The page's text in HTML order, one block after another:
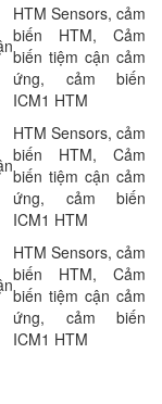
HTM Sensors, cảm
biến HTM, Cảm
biến tiệm cận cảm
ứng, cảm biến
ICM1 HTM
HTM Sensors, cảm
biến HTM, Cảm
biến tiệm cận cảm
ứng, cảm biến
ICM1 HTM
HTM Sensors, cảm
biến HTM, Cảm
biến tiệm cận cảm
ứng, cảm biến
ICM1 HTM